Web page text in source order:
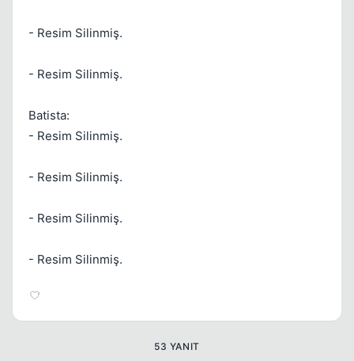
- Resim Silinmiş.
- Resim Silinmiş.
Batista:
- Resim Silinmiş.
- Resim Silinmiş.
- Resim Silinmiş.
- Resim Silinmiş.
53 YANIT